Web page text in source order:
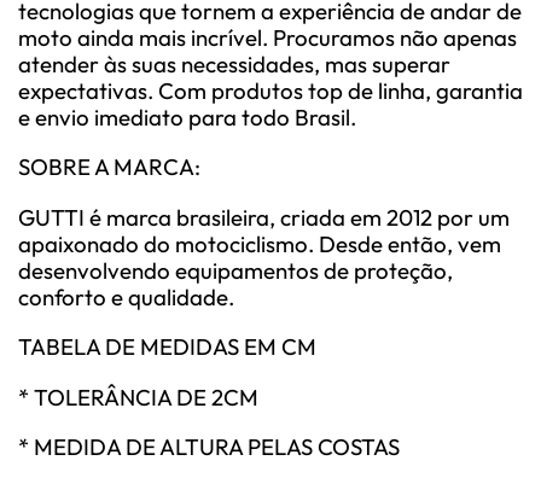
tecnologias que tornem a experiência de andar de
moto ainda mais incrível. Procuramos não apenas
atender às suas necessidades, mas superar
expectativas. Com produtos top de linha, garantia
e envio imediato para todo Brasil.
SOBRE A MARCA:
GUTTI é marca brasileira, criada em 2012 por um
apaixonado do motociclismo. Desde então, vem
desenvolvendo equipamentos de proteção,
conforto e qualidade.
TABELA DE MEDIDAS EM CM
* TOLERÂNCIA DE 2CM
* MEDIDA DE ALTURA PELAS COSTAS